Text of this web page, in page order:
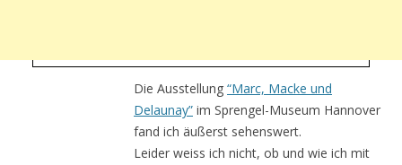
Die Ausstellung “Marc, Macke und
Delaunay” im Sprengel-Museum Hannover
fand ich äußerst sehenswert.
Leider weiss ich nicht, ob und wie ich mit